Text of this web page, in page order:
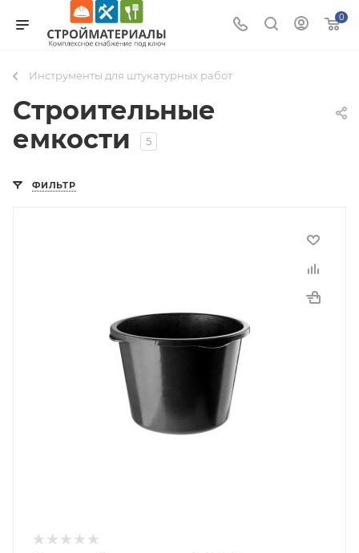
0
Инструменты для штукатурных работ
Строительные
емкости
5
ФИЛЬТР